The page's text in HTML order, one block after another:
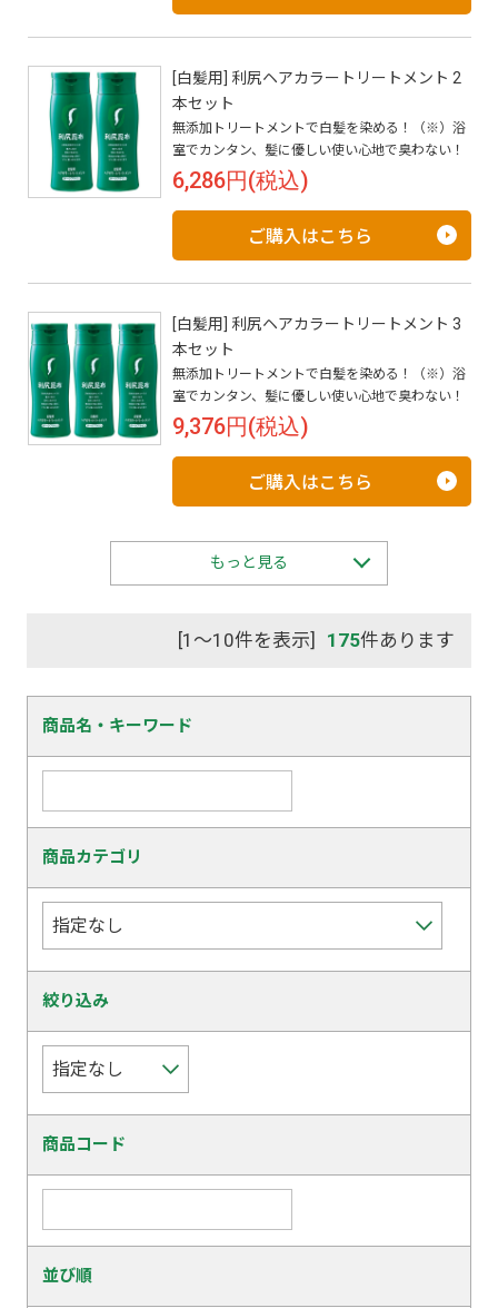
[白髪用] 利尻ヘアカラートリートメント 2
本セット
無添加トリートメントで白髪を染める！（※）浴
室でカンタン、髪に優しい使い心地で臭わない！
6,286円(税込)
ご購入はこちら
[白髪用] 利尻ヘアカラートリートメント 3
本セット
無添加トリートメントで白髪を染める！（※）浴
室でカンタン、髪に優しい使い心地で臭わない！
9,376円(税込)
ご購入はこちら
もっと見る
[1～10件を表示] 175件あります
商品名・キーワード
商品カテゴリ
絞り込み
商品コード
並び順